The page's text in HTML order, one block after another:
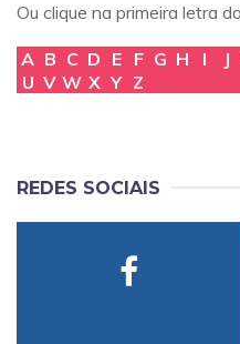
Ou clique na primeira letra
A B C D E F G H I J
U V W X Y Z
REDES SOCIAIS